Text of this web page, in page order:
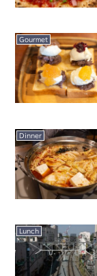
Gourmet
Dinner
Lunch